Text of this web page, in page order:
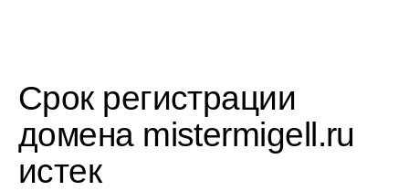
Срок регистрации
домена mistermigell.ru
истек